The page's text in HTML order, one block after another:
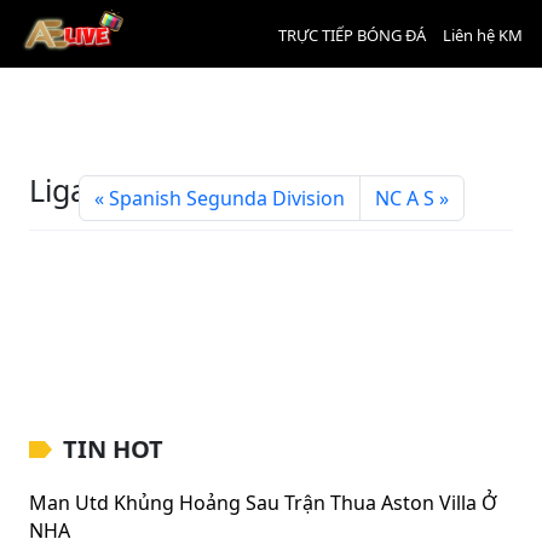
TRỰC TIẾP BÓNG ĐÁ Liên hệ KM
Liga Portugal 2
Spanish Segunda Division NC A S
TIN HOT
Man Utd Khủng Hoảng Sau Trận Thua Aston Villa Ở
NHA